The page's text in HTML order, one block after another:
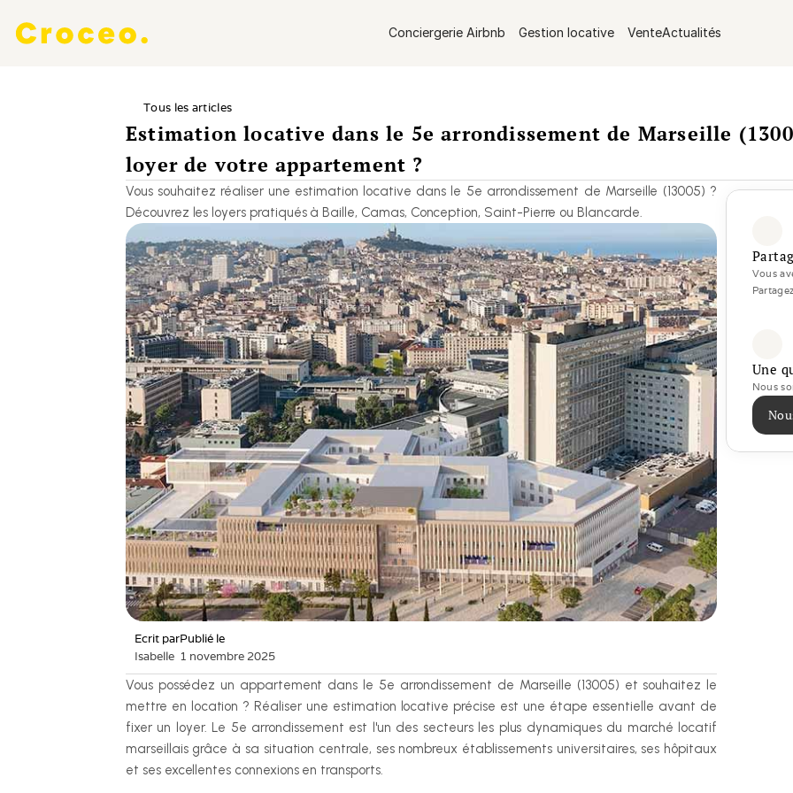
Conciergerie Airbnb Gestion locative VenteActualités
Tous les articles
Estimation locative dans le 5e arrondissement de Marseille
loyer de votre appartement ?
Vous souhaitez réaliser une estimation locative dans le 5e arrondissement de Marseille (13005) ?
Découvrez les loyers pratiqués à Baille, Camas, Conception, Saint-Pierre ou Blancarde.
Ecrit par
Isabelle
Publié le
1 novembre 2025
Vous possédez un appartement dans le 5e arrondissement de Marseille (13005) et souhaitez le
mettre en location ? Réaliser une estimation locative précise est une étape essentielle avant de
fixer un loyer. Le 5e arrondissement est l'un des secteurs les plus dynamiques du marché locatif
marseillais grâce à sa situation centrale, ses nombreux établissements universitaires, ses hôpitaux
et ses excellentes connexions en transports.
Vous
Une
Nous